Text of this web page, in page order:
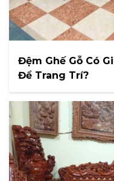
Đệm Ghế Gỗ Có
Để Trang Trí?